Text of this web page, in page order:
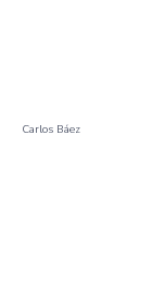
Carlos Báez